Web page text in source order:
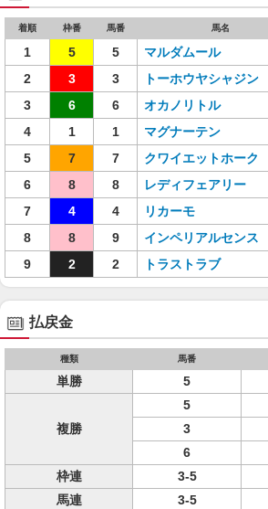
着順 枠番 馬番 馬名
1 5 5 マルダムール
2
3 3 トーホウヤシャジン
3
6 6 オカノリトル
4
1 1 マグナーテン
5
7 7 クワイエットホーク
6
8 8 レディフェアリー
7
4 4 リカーモ
8
8 9 インペリアルセンス
9
2 2 トラストラブ
払戻金
種類 馬番
単勝 5
複勝
5
3
6
枠連
3-5
馬連
3-5